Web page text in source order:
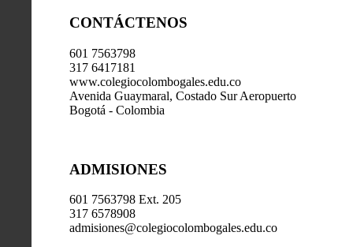
CONTÁCTENOS
601 7563798
317 6417181
www.colegiocolombogales.edu.co
Avenida Guaymaral, Costado Sur Aeropuerto
Bogotá - Colombia
ADMISIONES
601 7563798 Ext. 205
317 6578908
admisiones@colegiocolombogales.edu.co